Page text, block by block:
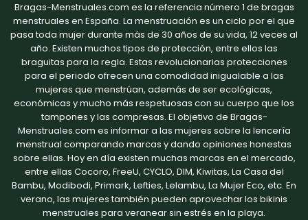
Bragas-Menstruales.com es la referencia número 1 de bragas
menstruales en España. La menstruación es un ciclo por el que
pasa toda mujer durante más de 30 años de su vida, 12 veces al
año. Existen muchos tipos de protección, entre ellos las
braguitas para la regla. Estas revolucionarias protecciones
para el periodo ofrecen una comodidad inigualable a las
mujeres que menstrúan, además de ser ecológicas,
económicas y mucho más respetuosas con su cuerpo que los
tampones y las compresas. El objetivo de Bragas-
Menstruales.com es informar a las mujeres sobre la lencería
menstrual comparando marcas y dando opiniones honestas
sobre ellas. Hoy en día existen muchas marcas en el mercado,
entre ellas Cocoro, FreeU, CYCLO, DIM, Kiwitas, La Casa del
Bambu, Modibodi, Primark, Lefties, Lelambu, La Mujer Eco, etc. En
verano, las mujeres también pueden aprovechar los bikinis
menstruales para veranear sin estrés en la playa.